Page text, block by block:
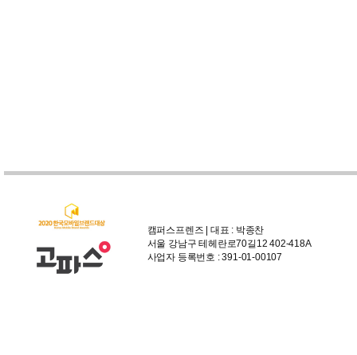
캠퍼스프렌즈 | 대표 : 박종찬
서울 강남구 테헤란로70길12 402-418A
사업자 등록번호 : 391-01-00107